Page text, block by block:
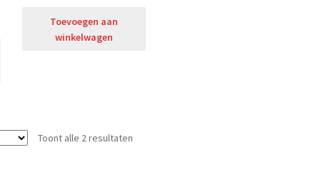
Toevoegen aan
winkelwagen
Toont alle 2 resultaten